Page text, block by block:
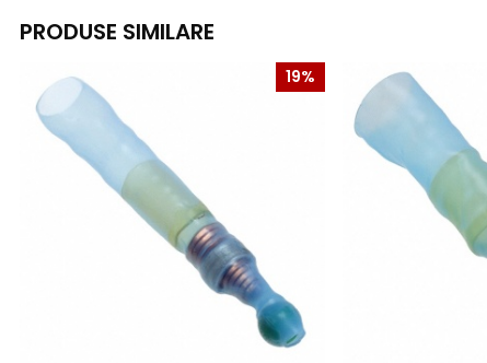
PRODUSE SIMILARE
19%